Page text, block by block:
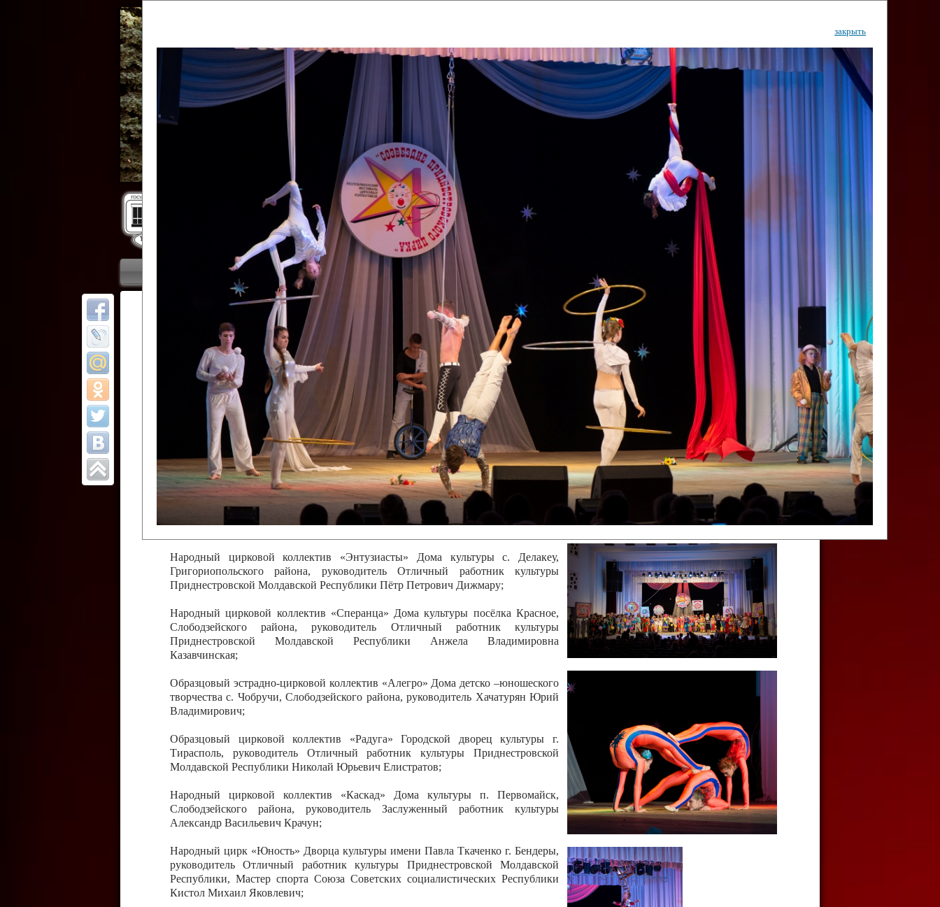
Государственный культурный центр
Дворец Республики
Приветствие Коллективы Новости Афиша
ОТЧЕТЫ ГКЦ "ДВОРЕЦ РЕСПУБЛИКИ"
закрыть
Финал Республиканского фестиваля
цирковых коллективов "Созвездие
Приднестровского цирка"
Участники фестиваля:
Образцовый эстрадно-цирковой коллектив «Ровесник» Дом культуры с.
Протягайловка, г. Бендеры , руководитель Рогожинер Светлана Георгиевна
Народный цирковой клоунский коллектив «Шари-вари» МУ «Культурно-
досуговый центр «Шелковик» г.Бендеры, руководители Отличные работники
культуры Приднестровской Молдавской Республики Алёна Александровна и
Олег Степанович Райлян;
Народный цирковой коллектив «Энтузиасты» Дома культуры с. Делакеу,
Григориопольского района, руководитель Отличный работник культуры
Приднестровской Молдавской Республики Пётр Петрович Дижмару;
Народный цирковой коллектив «Сперанца» Дома культуры посёлка Красное,
Слободзейского района, руководитель Отличный работник культуры
Приднестровской Молдавской Республики Анжела Владимировна
Казавчинская;
Образцовый эстрадно-цирковой коллектив «Алегро» Дома детско –юношеского
творчества с. Чобручи, Слободзейского района, руководитель Хачатурян Юрий
Владимирович;
Образцовый цирковой коллектив «Радуга» Городской дворец культуры г.
Тирасполь, руководитель Отличный работник культуры Приднестровской
Молдавской Республики Николай Юрьевич Елистратов;
Народный цирковой коллектив «Каскад» Дома культуры п. Первомайск,
Слободзейского района, руководитель Заслуженный работник культуры
Александр Васильевич Крачун;
Народный цирк «Юность» Дворца культуры имени Павла Ткаченко г. Бендеры,
руководитель Отличный работник культуры Приднестровской Молдавской
Республики, Мастер спорта Союза Советских социалистических Республики
Кистол Михаил Яковлевич;